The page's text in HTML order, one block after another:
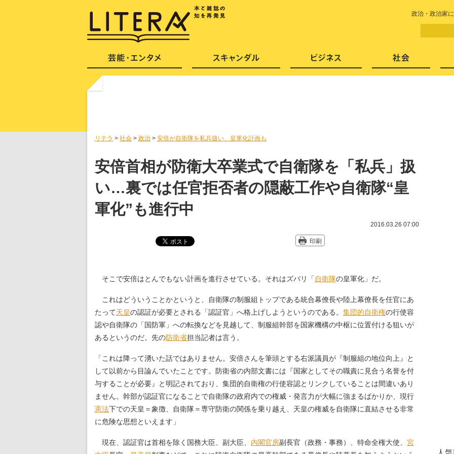
政治・政治家
リテラ > 社会 > 政治 > 安倍が自衛隊を私兵扱い、皇軍化計画も
安倍首相が防衛大卒業式で自衛隊を「私兵」扱
い…裏では任官拒否者の隠蔽工作や自衛隊“皇
軍化”も進行中
2016.03.26 07:00
印刷
そこで安倍はとんでもない計画を進行させている。それはズバリ「 自衛隊の皇軍化」だ。
これはどういうことかというと、自衛隊の制服組トップである統合幕僚長や陸上幕僚長を任官にあ
たって天皇の認証が必要とされる「認証官」へ格上げしようというのである。 集団的自衛権の行使容
認や自衛隊の「国防軍」への転換などを見越して、制服組幹部を国家機構の中枢に位置付ける狙いが
あるというのだ。先の防衛省担当記者は言う。
「これは降って湧いた話ではありません。安倍さんを筆頭とする右派議員が『制服組の地位向上』と
して以前から目論んでいたことです。防衛省の内部文書には『国家としてその職責に見合う名誉を付
与することが必要』と明記されており、集団的自衛権の行使容認とリンクしていることは間違いあり
ません。幹部が認証官になることで自衛隊の政府内での権威・発言力が大幅に強まるばかりか、現行
憲法下での天皇＝象徴、自衛隊＝専守防衛の関係を乗り越え、天皇の権威を自衛隊に直結させる非常
に危険な思想といえます」
現在、認証官は首相を除く国務大臣、副大臣、 内閣官房副長官（政務・事務）、特命全権大使、 宮
芸能・エンタメ スキャンダル